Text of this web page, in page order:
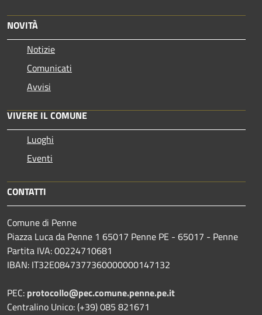
NOVITÀ
Notizie
Comunicati
Avvisi
VIVERE IL COMUNE
Luoghi
Eventi
CONTATTI
Comune di Penne
Piazza Luca da Penne 1 65017 Penne PE - 65017 - Penne
Partita IVA: 00224710681
IBAN: IT32E0847377360000000147132
PEC: protocollo@pec.comune.penne.pe.it
Centralino Unico: (+39) 085 821671